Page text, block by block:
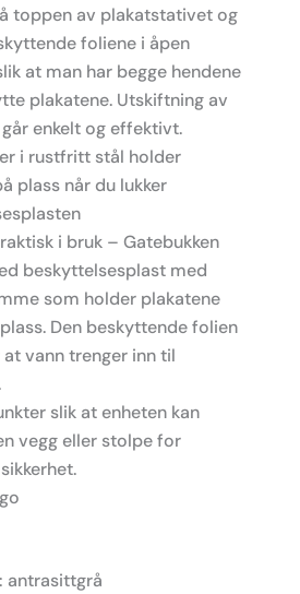
toppen av plakatstativet og
foliene i åpen
at man har begge hendene
plakatene. Utskiftning av
enkelt og effektivt.
i rustfritt stål holder
plass når du lukker
i bruk – Gatebukken
beskyttelsesplast med
som holder plakatene
Den beskyttende folien
vann trenger inn til
slik at enheten kan
vegg eller stolpe for
antrasittgrå